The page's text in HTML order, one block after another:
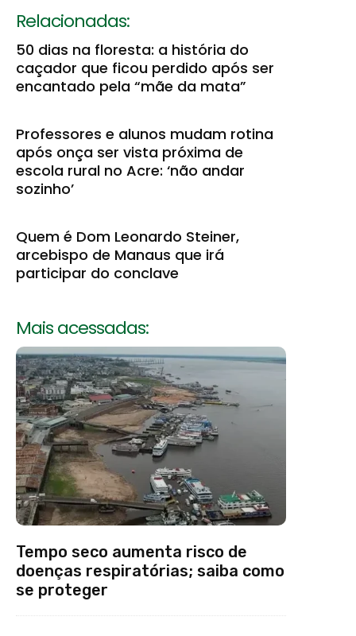
Relacionadas:
50 dias na floresta: a história do
caçador que ficou perdido após ser
encantado pela “mãe da mata”
Professores e alunos mudam rotina
após onça ser vista próxima de
escola rural no Acre: ‘não andar
sozinho’
Quem é Dom Leonardo Steiner,
arcebispo de Manaus que irá
participar do conclave
Mais acessadas:
Tempo seco aumenta risco de
doenças respiratórias; saiba como
se proteger